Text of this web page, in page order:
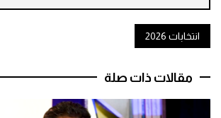
انتخابات 2026
مقالات ذات صلة